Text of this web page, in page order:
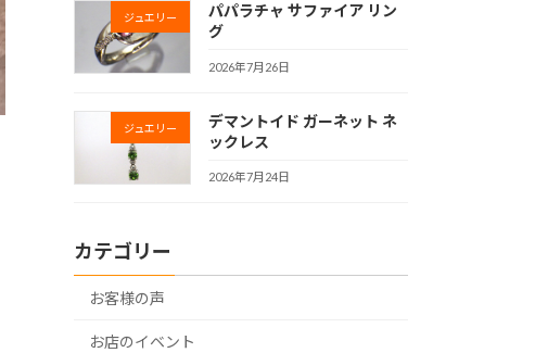
ジュエリー
パパラチャ サファイア リン
グ
2026年7月26日
ジュエリー
デマントイド ガーネット ネ
ックレス
2026年7月24日
カテゴリー
お客様の声
お店のイベント